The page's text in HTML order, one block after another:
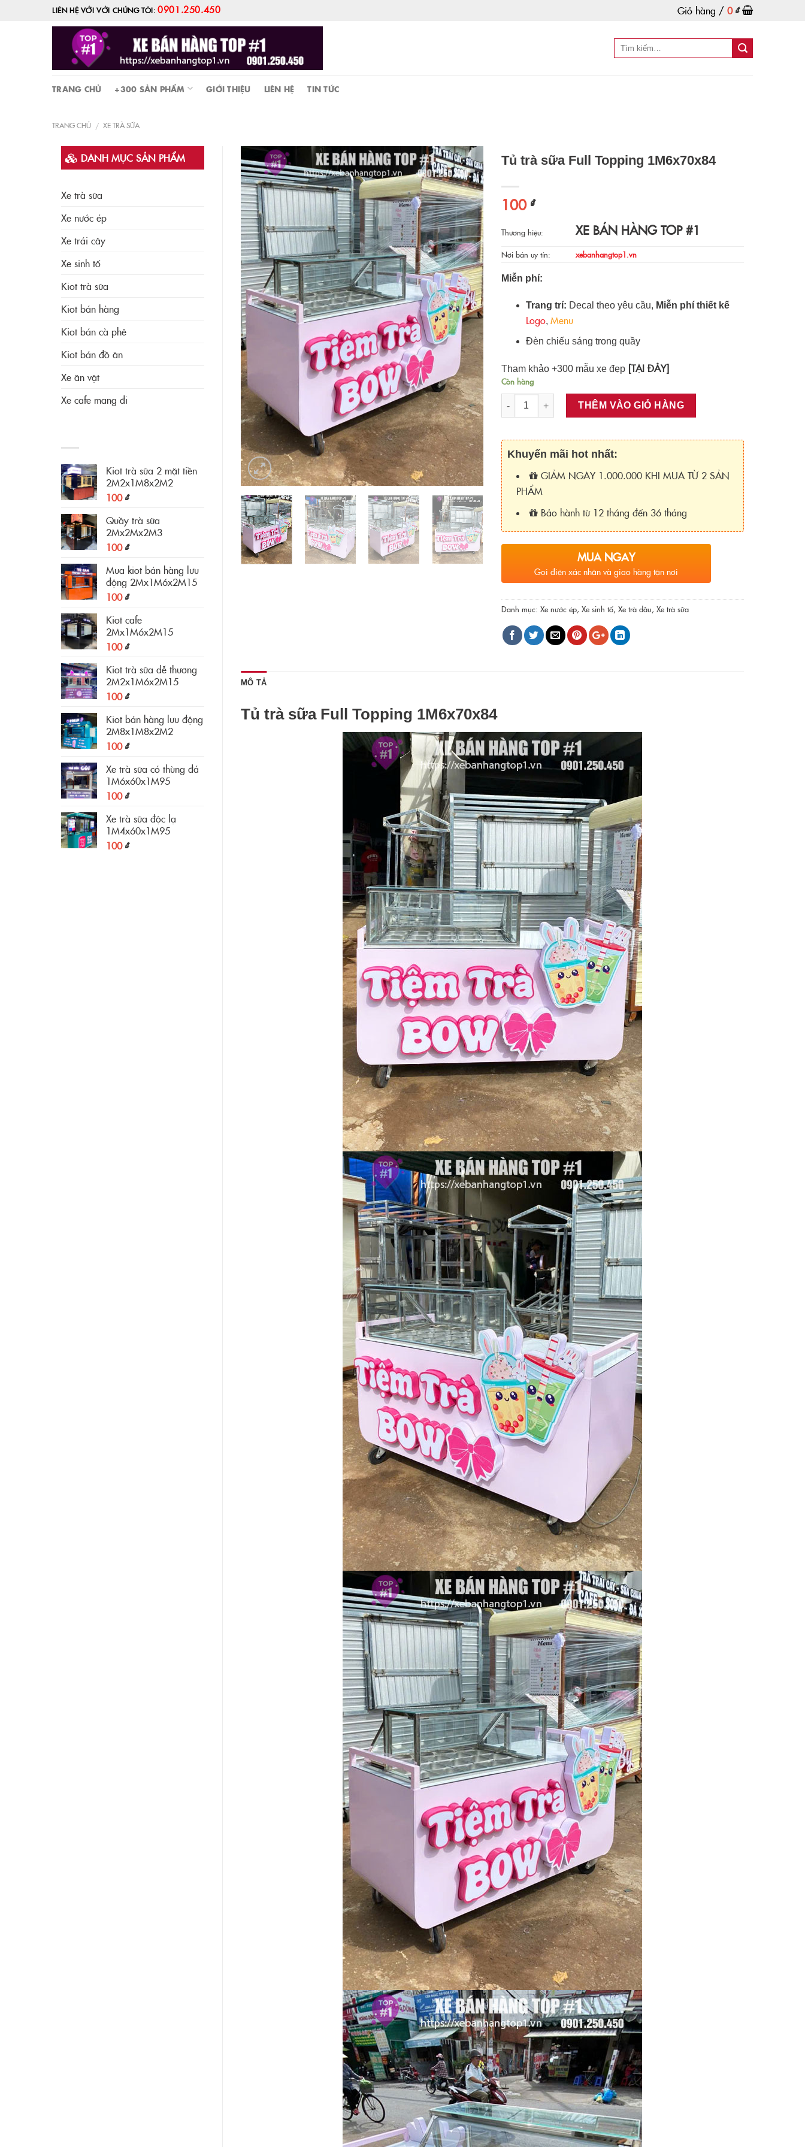
LIÊN HỆ VỚI VỚI CHÚNG TÔI:0901.250.450 Giỏ hàng / 0₫
TRANG CHỦ +300 SẢN PHẨM GIỚI THIỆU LIÊN HỆ TIN TỨC
TRANG CHỦ / XE TRÀ SỮA
Tủ trà sữa Full Topping 1M6x70x84
100 ₫
Thương hiệu: XE BÁN HÀNG TOP #1
Nơi bán uy tín: xebanhangtop1.vn
Miễn phí:
Trang trí: Decal theo yêu cầu, Miễn phí thiết kế
Logo, Menu
Đèn chiếu sáng trong quầy
Tham khảo +300 mẫu xe đẹp [TẠI ĐÂY]
Còn hàng
Số lượng
THÊM VÀO GIỎ HÀNG
Khuyến mãi hot nhất:
GIẢM NGAY 1.000.000 KHI MUA TỪ 2 SẢN
PHẨM
Bảo hành từ 12 tháng đến 36 tháng
MUA NGAY
Gọi điện xác nhận và giao hàng tận nơi
Danh mục: Xe nước ép, Xe sinh tố, Xe trà dâu, Xe trà sữa
MÔ TẢ
Tủ trà sữa Full Topping 1M6x70x84
DANH MỤC SẢN PHẨM
Xe trà sữa
Xe nước ép
Xe trái cây
Xe sinh tố
Kiot trà sữa
Kiot bán hàng
Kiot bán cà phê
Kiot bán đồ ăn
Xe ăn vặt
Xe cafe mang đi
Kiot trà sữa 2 mặt tiền
2M2x1M8x2M2
100₫
Quầy trà sữa
2Mx2Mx2M3
100₫
Mua kiot bán hàng lưu
động 2Mx1M6x2M15
100₫
Kiot cafe
2Mx1M6x2M15
100₫
Kiot trà sữa dễ thương
2M2x1M6x2M15
100₫
Kiot bán hàng lưu động
2M8x1M8x2M2
100₫
Xe trà sữa có thùng đá
1M6x60x1M95
100₫
Xe trà sữa độc lạ
1M4x60x1M95
100₫